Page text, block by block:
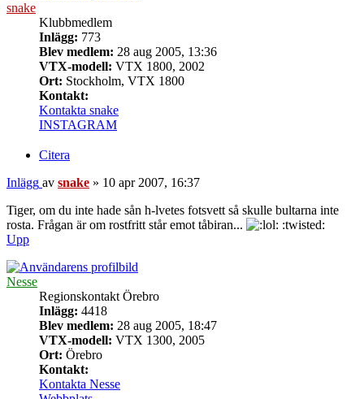
snake
Klubbmedlem
Inlägg: 773
Blev medlem: 28 aug 2005, 13:36
VTX-modell: VTX 1800, 2002
Ort: Stockholm, VTX 1800
Kontakt:
Kontakta snake
INSTAGRAM
Citera
Inlägg av snake » 10 apr 2007, 16:37
Tiger, om du inte hade sån h-lvetes fotsvett så skulle bultarna inte
rosta. Frågan är om rostfritt står emot tåbiran...
:twisted:
Upp
Nesse
Regionskontakt Örebro
Inlägg: 4418
Blev medlem: 28 aug 2005, 18:47
VTX-modell: VTX 1300, 2005
Ort: Örebro
Kontakt:
Kontakta Nesse